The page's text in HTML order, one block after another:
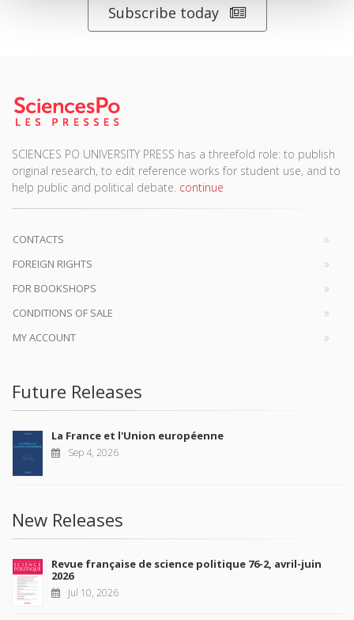
Subscribe today
SCIENCES PO UNIVERSITY PRESS has a threefold role: to publish
original research, to edit reference works for student use, and to
help public and political debate. continue
CONTACTS
FOREIGN RIGHTS
FOR BOOKSHOPS
CONDITIONS OF SALE
MY ACCOUNT
Future Releases
La France et l'Union européenne
Sep 4, 2026
New Releases
Revue française de science politique 76-2, avril-juin
2026
Jul 10, 2026